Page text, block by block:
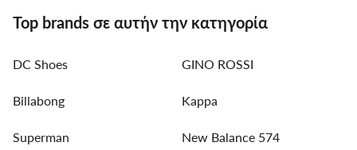
Top brands σε αυτήν την κατηγορία
DC Shoes GINO ROSSI
Billabong Kappa
Superman New Balance 574